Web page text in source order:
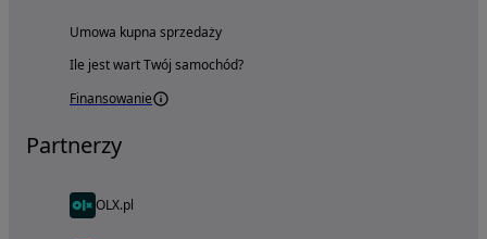
Umowa kupna sprzedaży
Ile jest wart Twój samochód?
Finansowanie
Partnerzy
OLX.pl